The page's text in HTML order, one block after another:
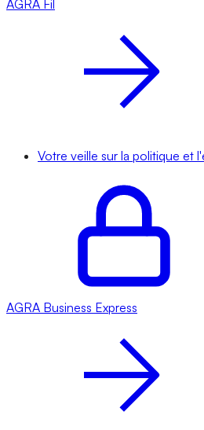
AGRA Fil
Votre veille sur la politique et
AGRA Business Express